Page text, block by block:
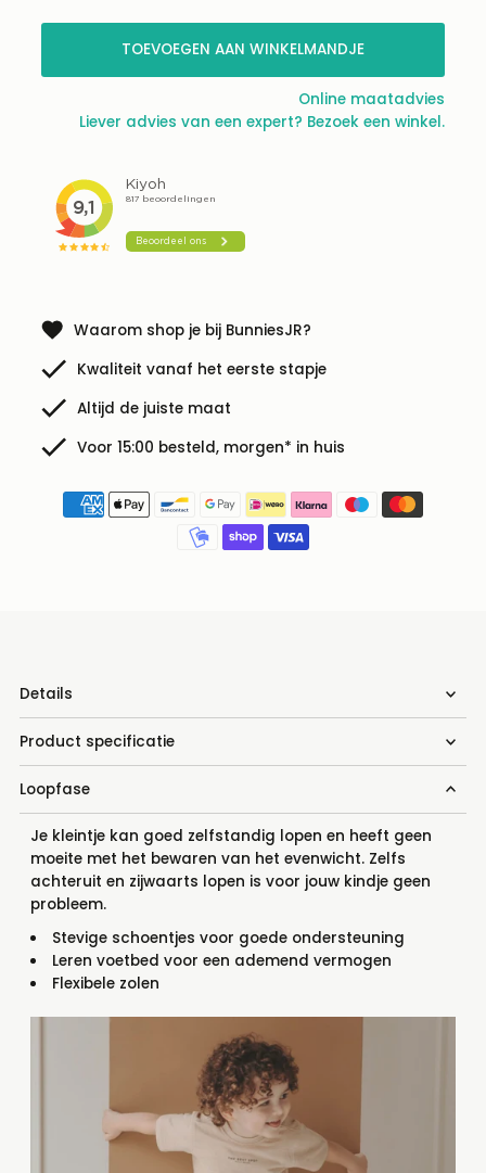
TOEVOEGEN AAN WINKELMANDJE
Online maatadvies
Liever advies van een expert? Bezoek een winkel.
Waarom shop je bij BunniesJR?
Kwaliteit vanaf het eerste stapje
Altijd de juiste maat
Voor 15:00 besteld, morgen* in huis
Details
Product specificatie
Loopfase
Je kleintje kan goed zelfstandig lopen en heeft geen
moeite met het bewaren van het evenwicht. Zelfs
achteruit en zijwaarts lopen is voor jouw kindje geen
probleem.
Stevige schoentjes voor goede ondersteuning
Leren voetbed voor een ademend vermogen
Flexibele zolen